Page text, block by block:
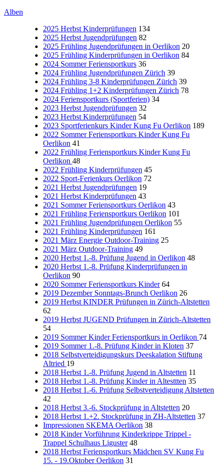
Alben
2025 Herbst Kinderprüfungen 134
2025 Herbst Jugendprüfungen 82
2025 Frühling Jugendprüfungen in Oerlikon 20
2025 Frühling Kinderprüfungen in Oerlikon 84
2024 Sommer Feriensportkurs 36
2024 Frühling Jugendprüfungen Zürich 39
2024 Frühling 3-8 Kinderprüfungen Zürich 39
2024 Frühling 1+2 Kinderprüfungen Zürich 78
2024 Feriensportkurs (Sportferien) 34
2023 Herbst Jugendprüfungen 32
2023 Herbst Kinderprüfungen 54
2023 Sportferienkurs Kinder Kung Fu Oerlikon 189
2022 Sommer Feriensportkurs Kinder Kung Fu
Oerlikon 41
2022 Frühling Feriensportkurs Kinder Kung Fu
Oerlikon 48
2022 Frühling Kinderprüfungen 45
2022 Sport-Ferienkurs Oerlikon 72
2021 Herbst Jugendprüfungen 19
2021 Herbst Kinderprüfungen 43
2021 Sommer Feriensportkurs Oerlikon 43
2021 Frühling Feriensportkurs Oerlikon 101
2021 Frühling Jugendprüfungen Oerlikon 55
2021 Frühling Kinderprüfungen 161
2021 März Energie Outdoor-Training 25
2021 März Outdoor-Training 49
2020 Herbst 1.-8. Prüfung Jugend in Oerlikon 48
2020 Herbst 1.-8. Prüfung Kinderprüfungen in
Oerlikon 90
2020 Sommer Feriensportkurs Kinder 64
2019 Dezember Sonntags-Brunch Oerlikon 26
2019 Herbst KINDER Prüfungen in Zürich-Altstetten
62
2019 Herbst JUGEND Prüfungen in Zürich-Altstetten
54
2019 Sommer Kinder Feriensportkurs in Oerlikon 74
2019 Sommer 1.-8. Prüfung Kinder in Kloten 37
2018 Selbstverteidigungskurs Deeskalation Stiftung
Altried 19
2018 Herbst 1.-8. Prüfung Jugend in Altstetten 11
2018 Herbst 1.-8. Prüfung Kinder in Altesttten 35
2018 Herbst 1.-6. Prüfung Selbstverteidigung Altstetten
42
2018 Herbst 3.-6. Stockprüfung in Altstetten 20
2018 Herbst 1.+2. Stockprüfung in ZH-Altstetten 37
Impressionen SKEMA Oerlikon 38
2018 Kinder Vorführung Kinderkrippe Trippel -
Trappel Schulhaus Liguster 48
2018 Herbst Feriensportkurs Mädchen SV Kung Fu
15. - 19.Oktober Oerlikon 31